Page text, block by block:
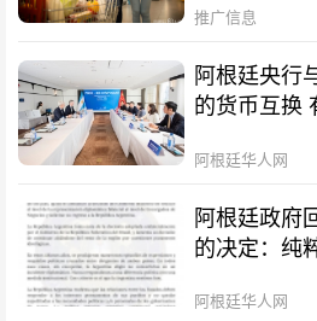
推广信息
阿根廷央行
的货币互换
阿根廷华人网
阿根廷政府
的决定：纯
阿根廷华人网